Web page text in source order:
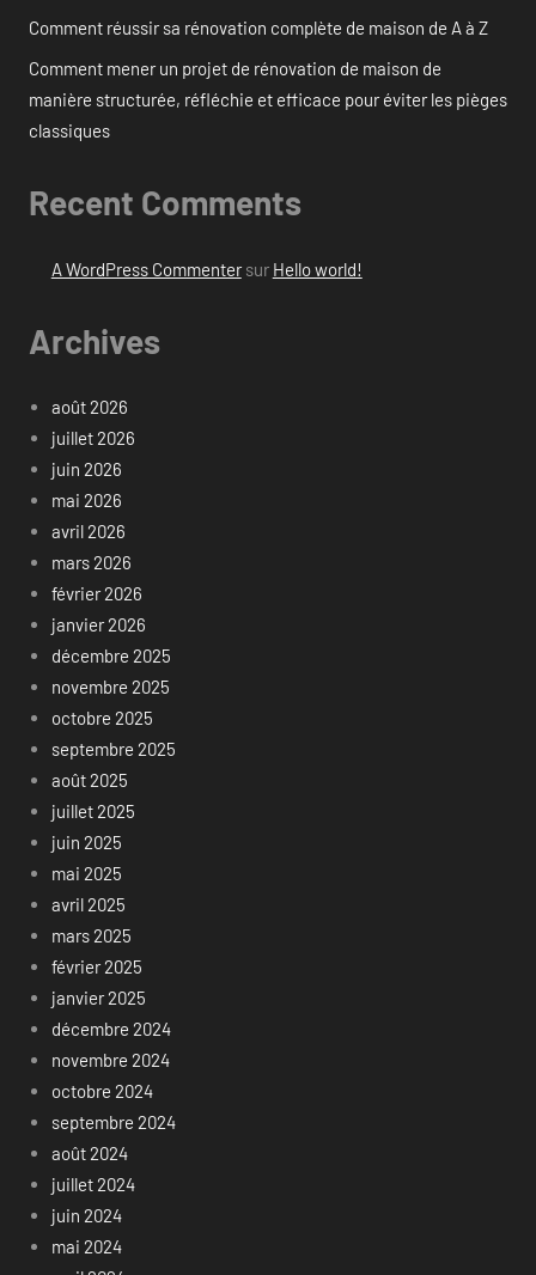
Comment réussir sa rénovation complète de maison de A à Z
Comment mener un projet de rénovation de maison de
manière structurée, réfléchie et efficace pour éviter les pièges
classiques
Recent Comments
A WordPress Commentersur Hello world!
Archives
août 2026
juillet 2026
juin 2026
mai 2026
avril 2026
mars 2026
février 2026
janvier 2026
décembre 2025
novembre 2025
octobre 2025
septembre 2025
août 2025
juillet 2025
juin 2025
mai 2025
avril 2025
mars 2025
février 2025
janvier 2025
décembre 2024
novembre 2024
octobre 2024
septembre 2024
août 2024
juillet 2024
juin 2024
mai 2024